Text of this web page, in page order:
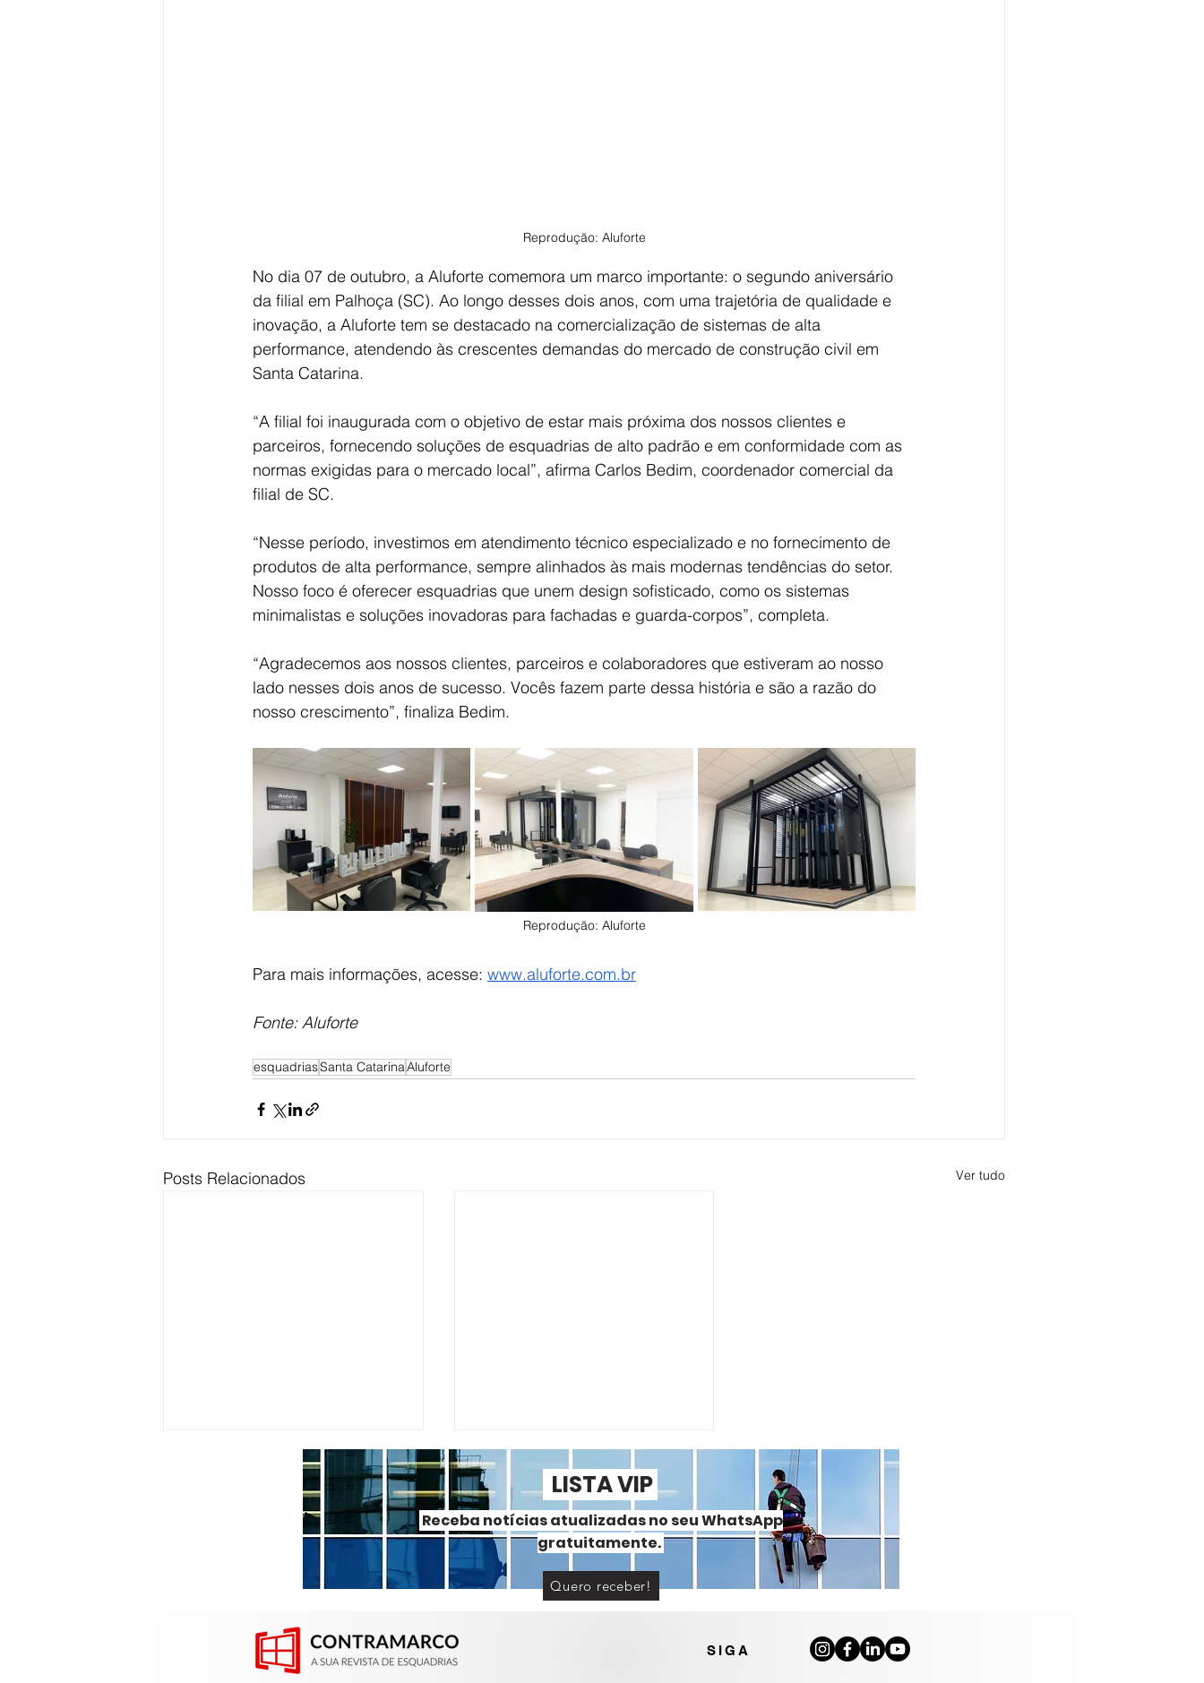
Reprodução: Aluforte
No dia 07 de outubro, a Aluforte comemora um marco importante: o segundo aniversário
da filial em Palhoça (SC). Ao longo desses dois anos, com uma trajetória de qualidade e
inovação, a Aluforte tem se destacado na comercialização de sistemas de alta
performance, atendendo às crescentes demandas do mercado de construção civil em
Santa Catarina.
“A filial foi inaugurada com o objetivo de estar mais próxima dos nossos clientes e
parceiros, fornecendo soluções de esquadrias de alto padrão e em conformidade com as
normas exigidas para o mercado local”, afirma Carlos Bedim, coordenador comercial da
filial de SC.
“Nesse período, investimos em atendimento técnico especializado e no fornecimento de
produtos de alta performance, sempre alinhados às mais modernas tendências do setor.
Nosso foco é oferecer esquadrias que unem design sofisticado, como os sistemas
minimalistas e soluções inovadoras para fachadas e guarda-corpos”, completa.
“Agradecemos aos nossos clientes, parceiros e colaboradores que estiveram ao nosso
lado nesses dois anos de sucesso. Vocês fazem parte dessa história e são a razão do
nosso crescimento”, finaliza Bedim.
Reprodução: Aluforte
Para mais informações, acesse: www.aluforte.com.br
Fonte: Aluforte
esquadriasSanta CatarinaAluforte
Posts Relacionados Ver tudo
Construsul em Porto Alegre
Portas e janelas de alumínio
LISTA VIP
Receba notícias atualizadas no seu WhatsApp
gratuitamente.
Quero receber!
SIGA